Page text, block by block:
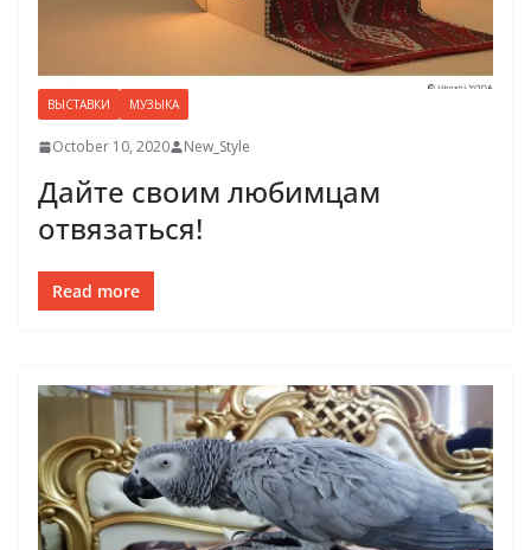
ВЫСТАВКИ МУЗЫКА
October 10, 2020 New_Style
Дайте своим любимцам
отвязаться!
Read more